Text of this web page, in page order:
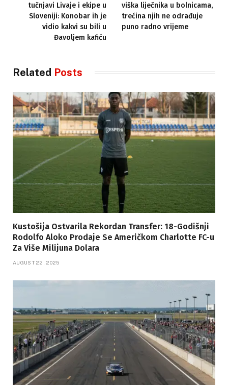
tučnjavi Livaje i ekipe u
Sloveniji: Konobar ih je
vidio kakvi su bili u
Đavoljem kafiću
viška liječnika u bolnicama,
trećina njih ne odrađuje
puno radno vrijeme
Related Posts
Kustošija Ostvarila Rekordan Transfer: 18-Godišnji
Rodolfo Aloko Prodaje Se Američkom Charlotte FC-u
Za Više Milijuna Dolara
AUGUST 22, 2025